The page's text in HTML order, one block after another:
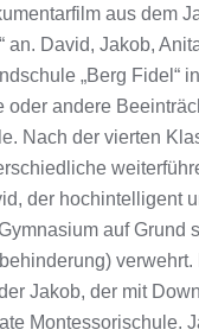
aus dem
an. David, Jakob,
„Berg Fidel“
oder andere
Nach der vierten
der hochintelligent
auf Grund
Jakob, der mit
Montessorischule.